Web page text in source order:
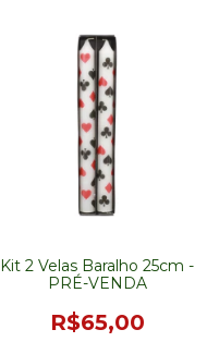
Kit 2 Velas Baralho 25cm -
PRÉ-VENDA
R$65,00